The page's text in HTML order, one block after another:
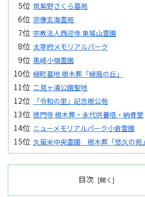
筑紫野さくら墓苑
宗像玄海霊苑
宗教法人西迎寺 東城山霊園
太宰府メモリアルパーク
黒崎小嶺霊園
緑町墓地 樹木葬「緑風の丘」
二見ヶ浦公園聖地
「令和の里」記念樹公苑
徳門寺 樹木葬・永代供養塔・納骨堂
ニューメモリアルパーク小倉霊園
久留米中央霊園 樹木葬「悠久の苑」
目次